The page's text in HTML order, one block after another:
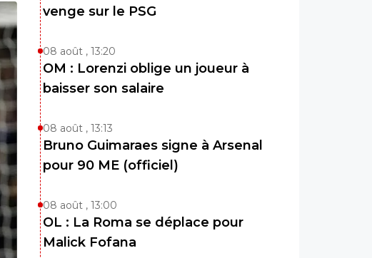
venge sur le PSG
08 août , 13:20
OM : Lorenzi oblige un joueur à
baisser son salaire
08 août , 13:13
Bruno Guimaraes signe à Arsenal
pour 90 ME (officiel)
08 août , 13:00
OL : La Roma se déplace pour
Malick Fofana